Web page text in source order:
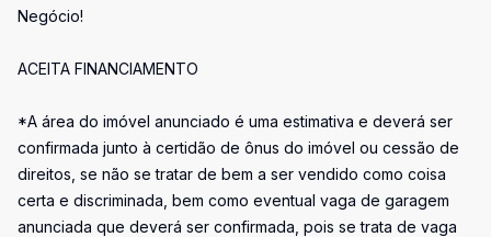
Negócio!
ACEITA FINANCIAMENTO
*A área do imóvel anunciado é uma estimativa e deverá ser
confirmada junto à certidão de ônus do imóvel ou cessão de
direitos, se não se tratar de bem a ser vendido como coisa
certa e discriminada, bem como eventual vaga de garagem
anunciada que deverá ser confirmada, pois se trata de vaga